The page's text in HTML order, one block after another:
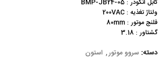
کابل انکودر : BMP-JB24-05
ولتاژ تغذیه : 200VAC
فلنج موتور : 80mm
گشتاور : 3.18
دسته: سروو موتور, استون